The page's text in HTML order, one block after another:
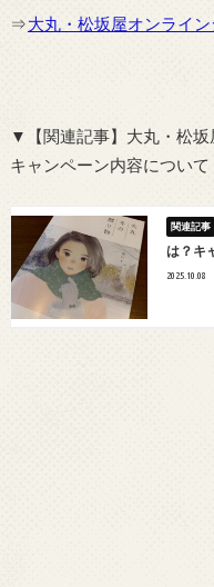
⇒大丸・松坂屋オンライ
▼【関連記事】大丸・松坂
キャンペーン内容について
は？キ
2025.10.08